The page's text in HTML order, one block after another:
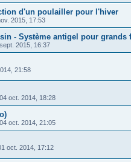
d'un poulailler pour l'hiver
2015, 17:53
- Système antigel pour grands
2015, 16:37
21:58
oct. 2014, 18:28
oct. 2014, 21:05
oct. 2014, 17:12